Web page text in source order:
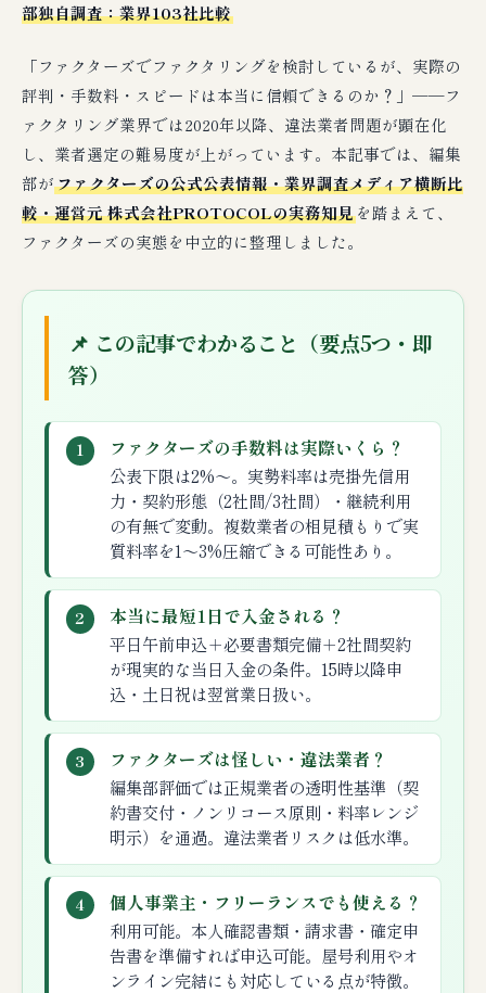
部独自調査：業界103社比較
「ファクターズでファクタリングを検討しているが、実際の
評判・手数料・スピードは本当に信頼できるのか？」──フ
ァクタリング業界では2020年以降、違法業者問題が顕在化
し、業者選定の難易度が上がっています。本記事では、編集
部がファクターズの公式公表情報・業界調査メディア横断比
較・運営元 株式会社PROTOCOLの実務知見を踏まえて、
ファクターズの実態を中立的に整理しました。
📌 この記事でわかること（要点5つ・即
答）
1 ファクターズの手数料は実際いくら？
公表下限は2%〜。実勢料率は売掛先信用
力・契約形態（2社間/3社間）・継続利用
の有無で変動。複数業者の相見積もりで実
質料率を1〜3%圧縮できる可能性あり。
2 本当に最短1日で入金される？
平日午前申込＋必要書類完備＋2社間契約
が現実的な当日入金の条件。15時以降申
込・土日祝は翌営業日扱い。
3 ファクターズは怪しい・違法業者？
編集部評価では正規業者の透明性基準（契
約書交付・ノンリコース原則・料率レンジ
明示）を通過。違法業者リスクは低水準。
4 個人事業主・フリーランスでも使える？
利用可能。本人確認書類・請求書・確定申
告書を準備すれば申込可能。屋号利用やオ
ンライン完結にも対応している点が特徴。